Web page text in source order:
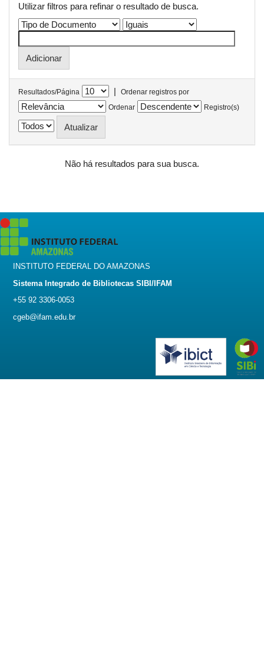
Utilizar filtros para refinar o resultado de busca.
Resultados/Página |
Ordenar registros por
Ordenar
Registro(s)
Não há resultados para sua busca.
INSTITUTO FEDERAL DO AMAZONAS
Sistema Integrado de Bibliotecas SIBI/IFAM
+55 92 3306-0053
cgeb@ifam.edu.br